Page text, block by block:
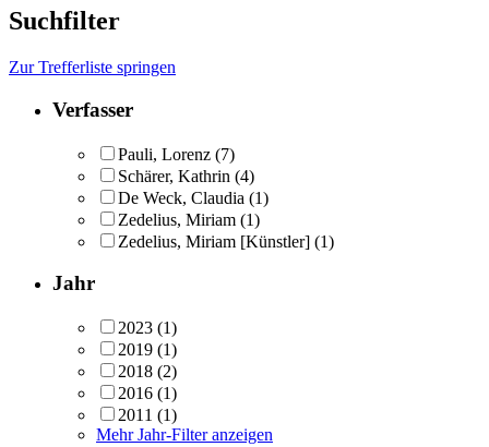
Suchfilter
Zur Trefferliste springen
Verfasser
Pauli, Lorenz (7)
Schärer, Kathrin (4)
De Weck, Claudia (1)
Zedelius, Miriam (1)
Zedelius, Miriam [Künstler] (1)
Jahr
2023 (1)
2019 (1)
2018 (2)
2016 (1)
2011 (1)
Mehr Jahr-Filter anzeigen